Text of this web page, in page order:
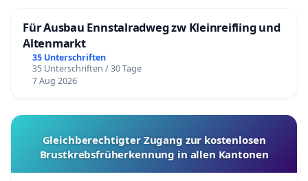
Für Ausbau Ennstalradweg zw Kleinreifling und
Altenmarkt
35 Unterschriften
35 Unterschriften / 30 Tage
7 Aug 2026
Gleichberechtigter Zugang zur kostenlosen
Brustkrebsfrüherkennung in allen Kantonen